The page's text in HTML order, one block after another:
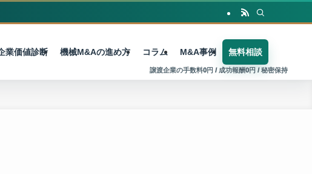
業価値診断 機械M&Aの進め方 コラム M&A事例 無料相談